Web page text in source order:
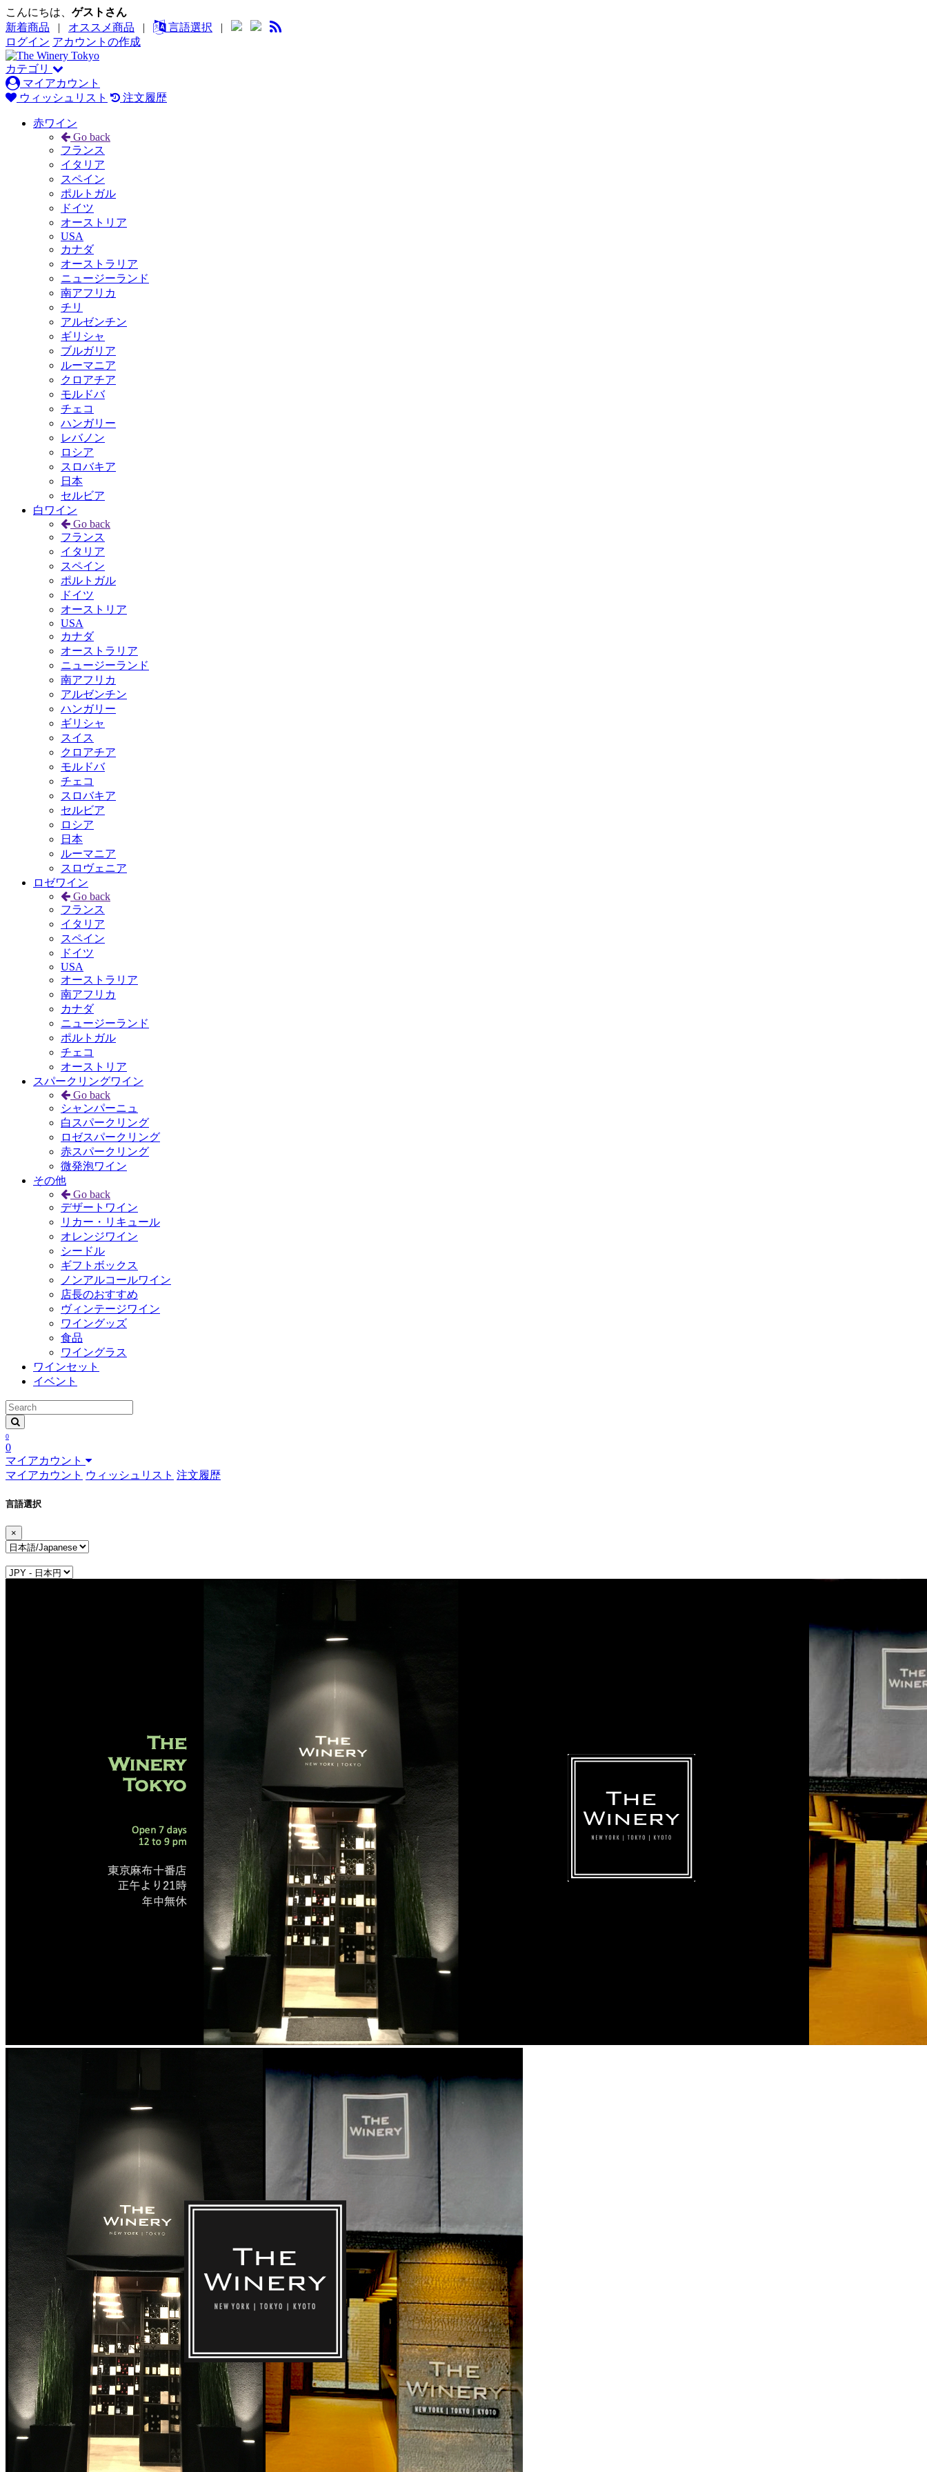
こんにちは、 ゲストさん
新着商品 | オススメ商品 | 言語選択 |
ログイン アカウントの作成
カテゴリ
マイアカウント
ウィッシュリスト
注文履歴
赤ワイン
Go back
フランス
イタリア
スペイン
ポルトガル
ドイツ
オーストリア
USA
カナダ
オーストラリア
ニュージーランド
南アフリカ
チリ
アルゼンチン
ギリシャ
ブルガリア
ルーマニア
クロアチア
モルドバ
チェコ
ハンガリー
レバノン
ロシア
スロバキア
日本
セルビア
白ワイン
Go back
フランス
イタリア
スペイン
ポルトガル
ドイツ
オーストリア
USA
カナダ
オーストラリア
ニュージーランド
南アフリカ
アルゼンチン
ハンガリー
ギリシャ
スイス
クロアチア
モルドバ
チェコ
スロバキア
セルビア
ロシア
日本
ルーマニア
スロヴェニア
ロゼワイン
Go back
フランス
イタリア
スペイン
ドイツ
USA
オーストラリア
南アフリカ
カナダ
ニュージーランド
ポルトガル
チェコ
オーストリア
スパークリングワイン
Go back
シャンパーニュ
白スパークリング
ロゼスパークリング
赤スパークリング
微発泡ワイン
その他
Go back
デザートワイン
リカー・リキュール
オレンジワイン
シードル
ギフトボックス
ノンアルコールワイン
店長のおすすめ
ヴィンテージワイン
ワイングッズ
食品
ワイングラス
ワインセット
イベント
0
0
マイアカウント
マイアカウント ウィッシュリスト 注文履歴
言語選択
×